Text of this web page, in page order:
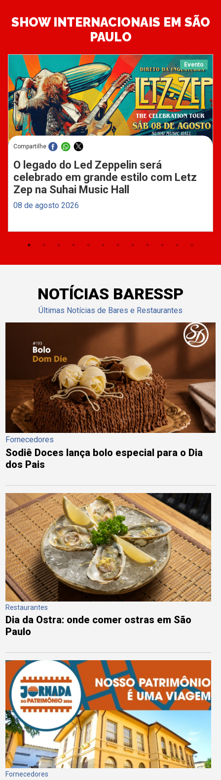
SHOW INTERNACIONAIS EM SÃO
PAULO
Evento
Compartilhe
O legado do Led Zeppelin será
celebrado em grande estilo com Letz
Zep na Suhai Music Hall
08 de agosto 2026
NOTÍCIAS BARESSP
Últimas Notícias de Bares e Restaurantes
Fornecedores
Sodiê Doces lança bolo especial para o Dia
dos Pais
Restaurantes
Dia da Ostra: onde comer ostras em São
Paulo
Fornecedores